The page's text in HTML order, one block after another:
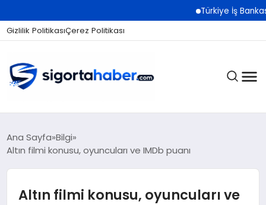
Türkiye İş Bankası
Gizlilik PolitikasıÇerez Politikası
SIGORTA
Ana Sayfa Bilgi
Altın filmi konusu, oyuncuları ve IMDb puanı
Altın filmi konusu, oyuncuları ve